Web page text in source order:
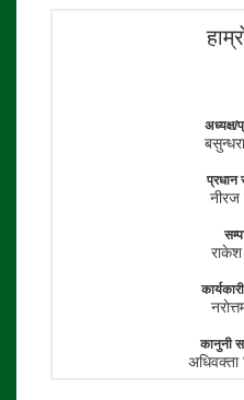
प्रधान
नीरज
कानुनी
अधिवक्ता